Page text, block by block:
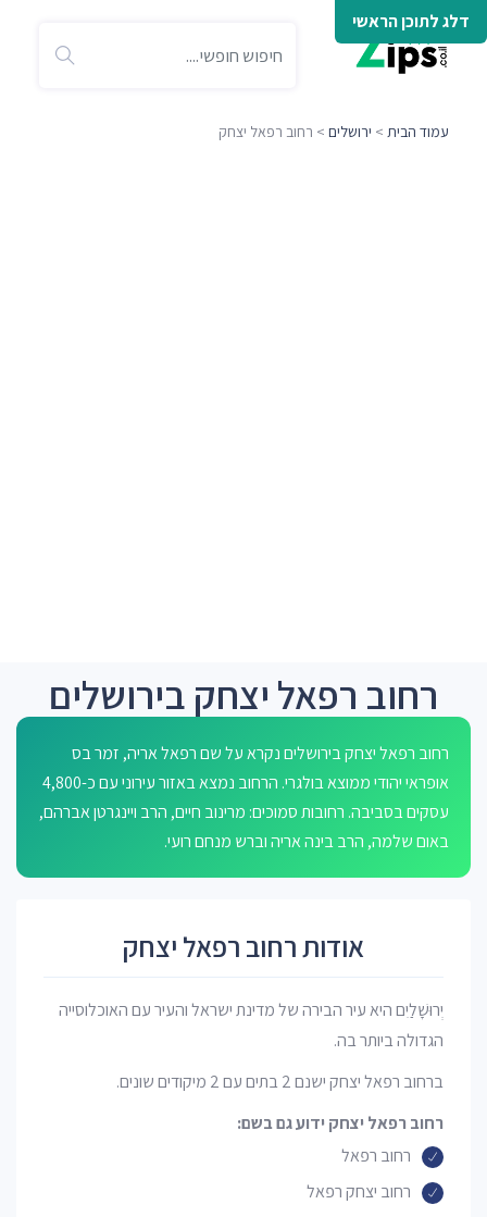
דלג לתוכן הראשי
עמוד הבית > ירושלים > רחוב רפאל יצחק
רחוב רפאל יצחק בירושלים
רחוב רפאל יצחק בירושלים נקרא על שם רפאל אריה, זמר בס
אופראי יהודי ממוצא בולגרי. הרחוב נמצא באזור עירוני עם כ-4,800
עסקים בסביבה. רחובות סמוכים: מרינוב חיים, הרב ויינגרטן אברהם,
באום שלמה, הרב בינה אריה וברש מנחם רועי.
אודות רחוב רפאל יצחק
יְרוּשָׁלַיִם היא עיר הבירה של מדינת ישראל והעיר עם האוכלוסייה
הגדולה ביותר בה.
ברחוב רפאל יצחק ישנם 2 בתים עם 2 מיקודים שונים.
רחוב רפאל יצחק ידוע גם בשם:
רחוב רפאל
רחוב יצחק רפאל